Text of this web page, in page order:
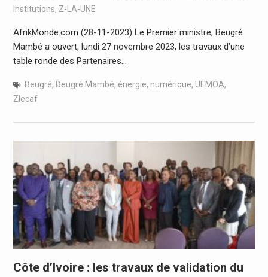
Institutions, Z-LA-UNE
AfrikMonde.com (28-11-2023) Le Premier ministre, Beugré
Mambé a ouvert, lundi 27 novembre 2023, les travaux d’une
table ronde des Partenaires…
Beugré, Beugré Mambé, énergie, numérique, UEMOA,
Zlecaf
Côte d’Ivoire : les travaux de validation du